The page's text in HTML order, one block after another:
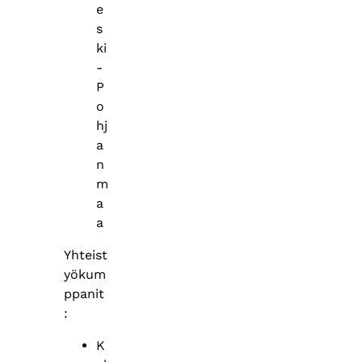
e
s
ki
-
P
o
hj
a
n
m
a
a
Yhteist
yökum
ppanit
:
K